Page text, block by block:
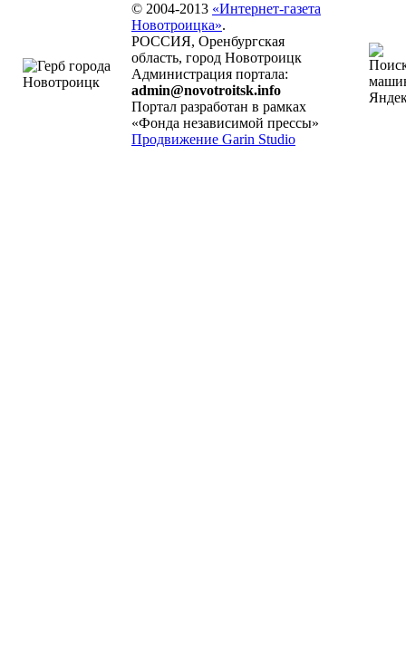
© 2004-2013 «Интернет-газета
Новотроицка».
РОССИЯ, Оренбургская
область, город Новотроицк
Администрация портала:
admin@novotroitsk.info
Портал разработан в рамках
«Фонда независимой прессы»
Продвижение Garin Studio